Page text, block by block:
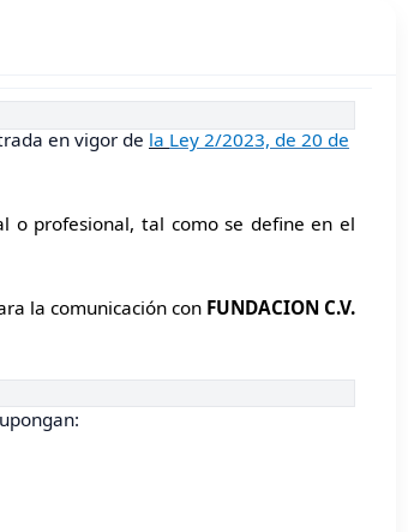
en vigor de la Ley 2/2023, de 20 de
o profesional, tal como se define en el
la comunicación con FUNDACION C.V.